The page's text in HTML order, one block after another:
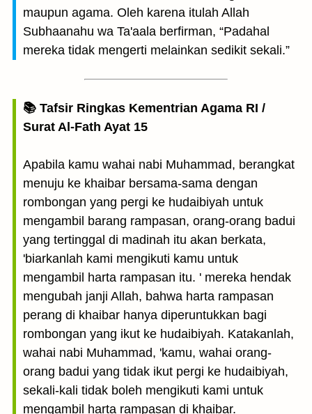
maupun agama. Oleh karena itulah Allah
Subhaanahu wa Ta'aala berfirman, “Padahal
mereka tidak mengerti melainkan sedikit sekali.”
📚 Tafsir Ringkas Kementrian Agama RI /
Surat Al-Fath Ayat 15
Apabila kamu wahai nabi Muhammad, berangkat
menuju ke khaibar bersama-sama dengan
rombongan yang pergi ke hudaibiyah untuk
mengambil barang rampasan, orang-orang badui
yang tertinggal di madinah itu akan berkata,
'biarkanlah kami mengikuti kamu untuk
mengambil harta rampasan itu. ' mereka hendak
mengubah janji Allah, bahwa harta rampasan
perang di khaibar hanya diperuntukkan bagi
rombongan yang ikut ke hudaibiyah. Katakanlah,
wahai nabi Muhammad, 'kamu, wahai orang-
orang badui yang tidak ikut pergi ke hudaibiyah,
sekali-kali tidak boleh mengikuti kami untuk
mengambil harta rampasan di khaibar.